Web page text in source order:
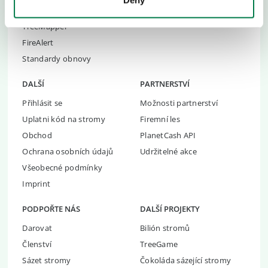
TreeMapper
FireAlert
Standardy obnovy
Incidenty při obnově
DALŠÍ
Přihlásit se
Uplatni kód na stromy
Obchod
Ochrana osobních údajů
Všeobecné podmínky
Imprint
PARTNERSTVÍ
Možnosti partnerství
Firemní les
PlanetCash API
Udržitelné akce
PODPOŘTE NÁS
Darovat
Členství
Sázet stromy
DALŠÍ PROJEKTY
Bilión stromů
TreeGame
Čokoláda sázející stromy